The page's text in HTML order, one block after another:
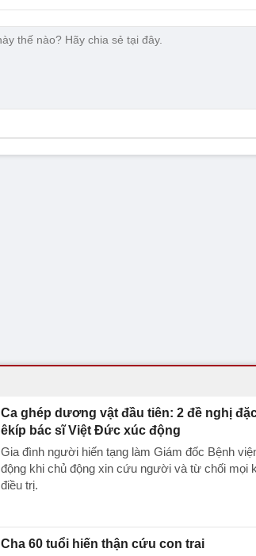
Ca ghép dương vật đầu tiên: 2 đề nghị
êkíp bác sĩ Việt Đức xúc động
Gia đình người hiến tạng làm Giám đốc Bệnh
động khi chủ động xin cứu người và từ chối mọi
điều trị.
Cha 60 tuổi hiến thận cứu con trai